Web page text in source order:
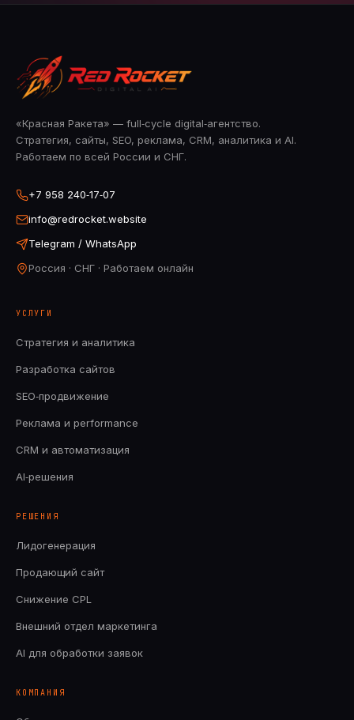
«Красная Ракета» — full‑cycle digital‑агентство.
Стратегия, сайты, SEO, реклама, CRM, аналитика и AI.
Работаем по всей России и СНГ.
+7 958 240‑17‑07
info@redrocket.website
Telegram / WhatsApp
Россия · СНГ · Работаем онлайн
УСЛУГИ
Стратегия и аналитика
Разработка сайтов
SEO‑продвижение
Реклама и performance
CRM и автоматизация
AI‑решения
РЕШЕНИЯ
Лидогенерация
Продающий сайт
Снижение CPL
Внешний отдел маркетинга
AI для обработки заявок
КОМПАНИЯ